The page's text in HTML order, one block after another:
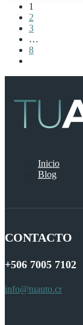
1
2
3
…
8
Inicio
Blog
CONTACTO
+506 7005 7102
info@tuauto.cr